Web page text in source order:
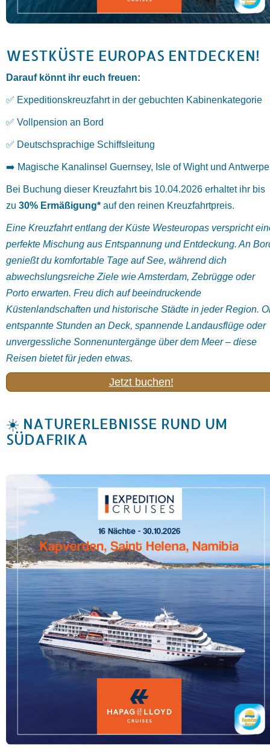
WESTKÜSTE EUROPAS ENTDECKEN!
Darauf könnt ihr euch freuen:
✅ Expeditionskreuzfahrt in der gebuchten Kabinenkategorie
✅ Vollpension an Bord
✅ Deutschsprachige Schiffsleitung
➡️ Magische Kanalinsel Guernsey, Isle of Wight und
Bei Buchung dieser Kreuzfahrt bis 10.04.2026 erhaltet ihr bis
zu 30% Ermäßigung* auf den reinen Kreuzfahrtpreis.
Eine Kreuzfahrtentlang derKüste Westeuropas verspricht
perfekte Mischung aus Entspannung undEntdeckung. An
genießtdu komfortable Tage aufSee, währenddich
abwechslungsreiche Ziele wieAmsterdam, Zebrügge oder
Porto erwarten. Freu dich aufbeeindruckende
Küstenlandschaften undhistorische Städte in jederRegion.
entspannte Stunden an Deck, spannende Landausflüge oder
unvergessliche Sonnenuntergänge überdem Meer – diese
Reisen bietetfürjeden etwas.
Jetzt buchen!
☀️ NATURERLEBNISSE RUND UM
SÜDAFRIKA